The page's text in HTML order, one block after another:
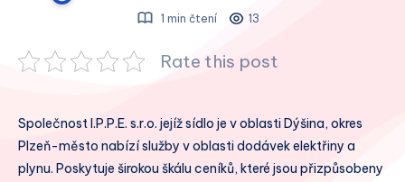
1 min čtení
13
Rate this post
Společnost I.P.P.E. s.r.o. jejíž sídlo je v oblasti Dýšina, okres
Plzeň-město nabízí služby v oblasti dodávek elektřiny a
plynu. Poskytuje širokou škálu ceníků, které jsou přizpůsobeny